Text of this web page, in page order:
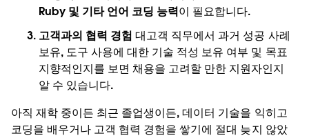
Ruby 및 기타 언어 코딩 능력이 필요합니다.
고객과의 협력 경험 대고객 직무에서 과거 성공 사례
보유, 도구 사용에 대한 기술 적성 보유 여부 및 목표
지향적인지를 보면 채용을 고려할 만한 지원자인지
알 수 있습니다.
아직 재학 중이든 최근 졸업생이든, 데이터 기술을 익히고
코딩을 배우거나 고객 협력 경험을 쌓기에 절대 늦지 않았